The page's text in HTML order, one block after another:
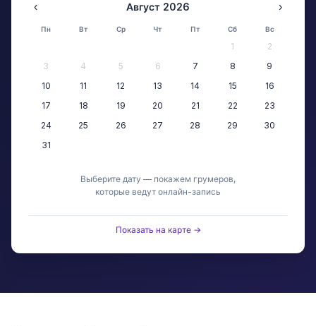
‹ Август 2026 ›
Пн Вт Ср Чт Пт Сб Вс
1
2
3
4 5 6 7 8
9
10
11 12 13 14 15
16
17
18 19 20 21 22
23
24
25 26 27 28 29
30
31
Выберите дату — покажем грумеров,
которые ведут онлайн-запись
Показать на карте →